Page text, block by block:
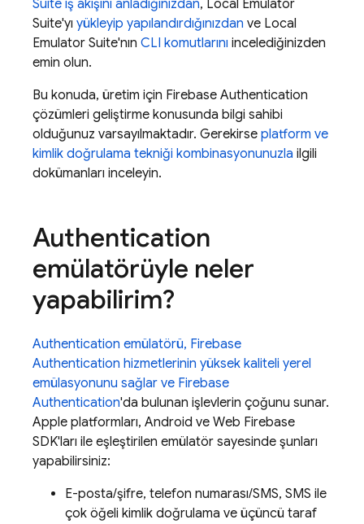
Suite iş akışını anladığınızdan, Local Emulator
Suite'yı yükleyip yapılandırdığınızdan ve Local
Emulator Suite'nın CLI komutlarını incelediğinizden
emin olun.
Bu konuda, üretim için Firebase Authentication
çözümleri geliştirme konusunda bilgi sahibi
olduğunuz varsayılmaktadır. Gerekirse platform ve
kimlik doğrulama tekniği kombinasyonunuzla ilgili
dokümanları inceleyin.
Authentication
emülatörüyle neler
yapabilirim?
Authentication emülatörü, Firebase
Authentication hizmetlerinin yüksek kaliteli yerel
emülasyonunu sağlar ve Firebase
Authentication'da bulunan işlevlerin çoğunu sunar.
Apple platformları, Android ve Web Firebase
SDK'ları ile eşleştirilen emülatör sayesinde şunları
yapabilirsiniz:
E-posta/şifre, telefon numarası/SMS, SMS ile
çok öğeli kimlik doğrulama ve üçüncü taraf